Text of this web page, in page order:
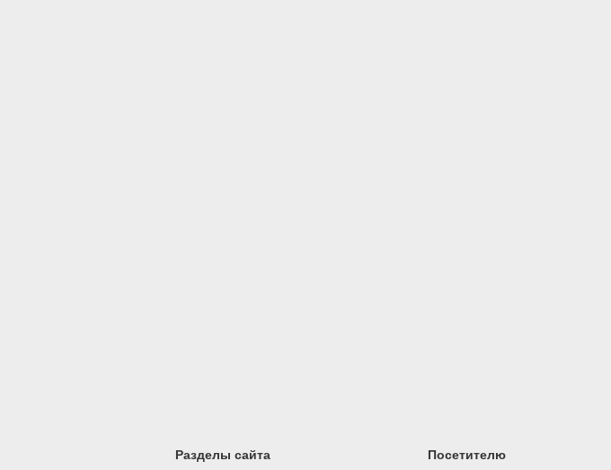
Разделы сайта Посетителю